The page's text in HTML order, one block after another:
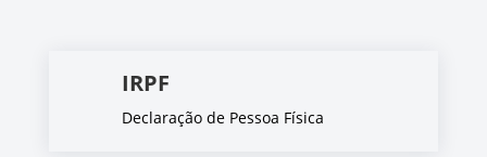
IRPF
Declaração de Pessoa Física